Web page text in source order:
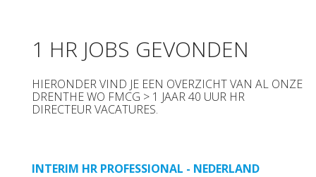
1 HR JOBS GEVONDEN
HIERONDER VIND JE EEN OVERZICHT VAN AL ONZE
DRENTHE WO FMCG > 1 JAAR 40 UUR HR
DIRECTEUR VACATURES.
INTERIM HR PROFESSIONAL - NEDERLAND